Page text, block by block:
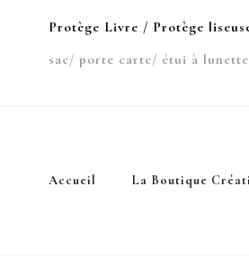
Protège Livre / Protège
sac/ porte carte/ étui à
Accueil La Boutique